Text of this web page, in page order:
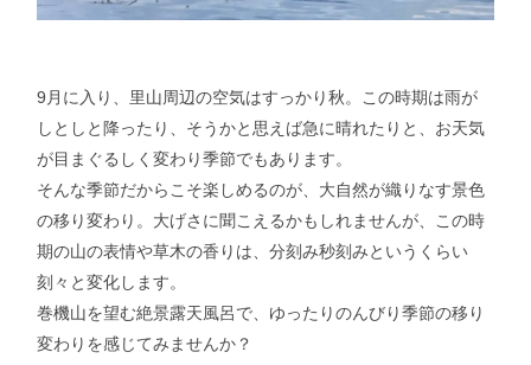
9月に入り、里山周辺の空気はすっかり秋。この時期は雨が
しとしと降ったり、そうかと思えば急に晴れたりと、お天気
が目まぐるしく変わり季節でもあります。
そんな季節だからこそ楽しめるのが、大自然が織りなす景色
の移り変わり。大げさに聞こえるかもしれませんが、この時
期の山の表情や草木の香りは、分刻み秒刻みというくらい
刻々と変化します。
巻機山を望む絶景露天風呂で、ゆったりのんびり季節の移り
変わりを感じてみませんか？